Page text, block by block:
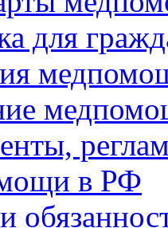
для
в РФ